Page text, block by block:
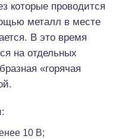
которые проводится
металл в месте
В это время
на отдельных
«горячая
10 В;